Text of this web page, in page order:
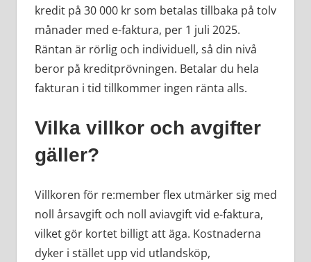
kredit på 30 000 kr som betalas tillbaka på tolv
månader med e-faktura, per 1 juli 2025.
Räntan är rörlig och individuell, så din nivå
beror på kreditprövningen. Betalar du hela
fakturan i tid tillkommer ingen ränta alls.
Vilka villkor och avgifter
gäller?
Villkoren för re:member flex utmärker sig med
noll årsavgift och noll aviavgift vid e-faktura,
vilket gör kortet billigt att äga. Kostnaderna
dyker i stället upp vid utlandsköp,